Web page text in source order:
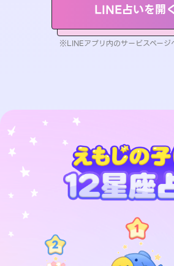
LINE占いを開
※LINEアプリ内のサービスページ